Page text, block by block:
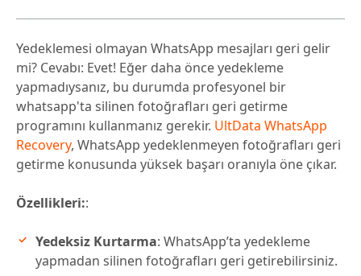
Yedeklemesi olmayan WhatsApp mesajları geri gelir
mi? Cevabı: Evet! Eğer daha önce yedekleme
yapmadıysanız, bu durumda profesyonel bir
whatsapp'ta silinen fotoğrafları geri getirme
programını kullanmanız gerekir. UltData WhatsApp
Recovery, WhatsApp yedeklenmeyen fotoğrafları geri
getirme konusunda yüksek başarı oranıyla öne çıkar.
Özellikleri::
Yedeksiz Kurtarma: WhatsApp’ta yedekleme
yapmadan silinen fotoğrafları geri getirebilirsiniz.